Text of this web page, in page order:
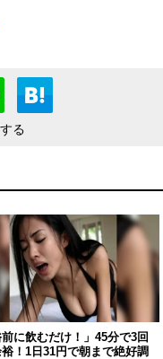
る
前に飲むだけ！」45分で3回
！1日31円で朝まで絶好調